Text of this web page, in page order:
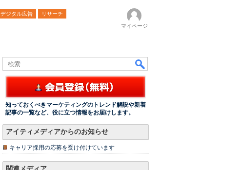
デジタル広告
リサーチ
マイページ
知っておくべきマーケティングのトレンド解説や新着
記事の一覧など、役に立つ情報をお届けします。
アイティメディアからのお知らせ
キャリア採用の応募を受け付けています